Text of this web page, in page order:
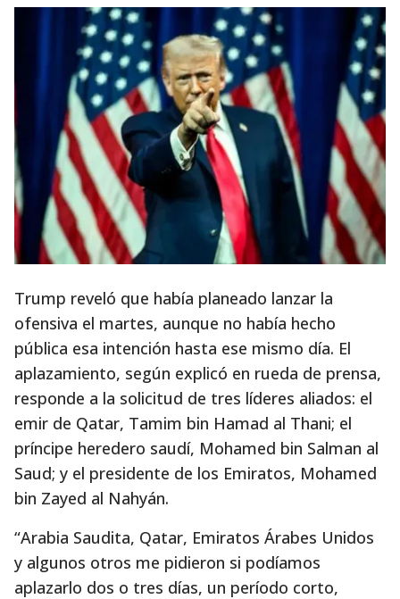
Trump reveló que había planeado lanzar la
ofensiva el martes, aunque no había hecho
pública esa intención hasta ese mismo día. El
aplazamiento, según explicó en rueda de prensa,
responde a la solicitud de tres líderes aliados: el
emir de Qatar, Tamim bin Hamad al Thani; el
príncipe heredero saudí, Mohamed bin Salman al
Saud; y el presidente de los Emiratos, Mohamed
bin Zayed al Nahyán.
“Arabia Saudita, Qatar, Emiratos Árabes Unidos
y algunos otros me pidieron si podíamos
aplazarlo dos o tres días, un período corto,